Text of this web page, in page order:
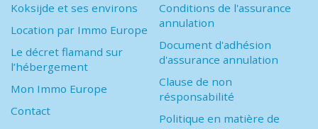
Koksijde et ses environs
Location par Immo Europe
Le décret flamand sur
l’hébergement
Mon Immo Europe
Contact
Conditions de l'assurance
annulation
Document d'adhésion
d'assurance annulation
Clause de non
résponsabilité
Politique en matière de